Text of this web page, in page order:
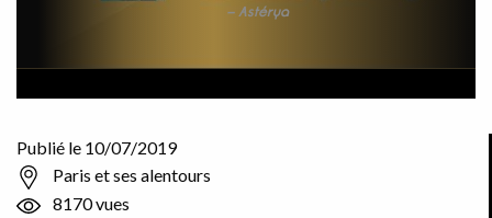
Astérya
Publié le 10/07/2019
Paris et ses alentours
8170 vues